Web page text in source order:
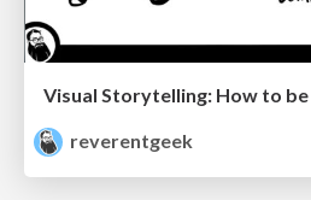
reverentgeek